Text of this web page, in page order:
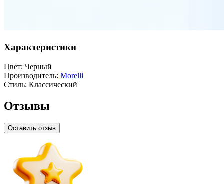
Характеристики
Цвет: Черный
Производитель: Morelli
Стиль: Классический
Отзывы
Оставить отзыв